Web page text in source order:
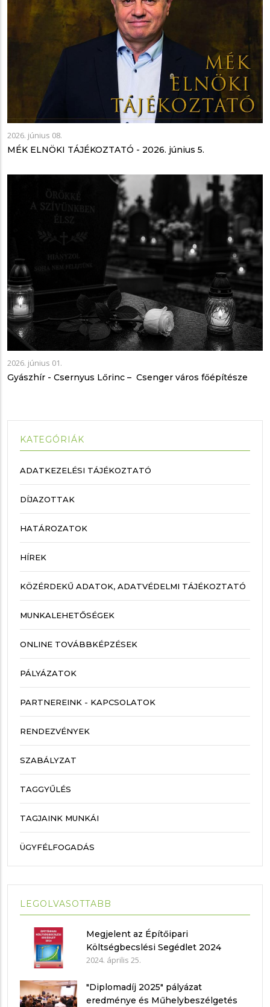
2026. június 08.
MÉK ELNÖKI TÁJÉKOZTATÓ - 2026. június 5.
2026. június 01.
Gyászhír - Csernyus Lőrinc – Csenger város főépítésze
KATEGÓRIÁK
ADATKEZELÉSI TÁJÉKOZTATÓ
DÍJAZOTTAK
HATÁROZATOK
HÍREK
KÖZÉRDEKŰ ADATOK, ADATVÉDELMI TÁJÉKOZTATÓ
MUNKALEHETŐSÉGEK
ONLINE TOVÁBBKÉPZÉSEK
PÁLYÁZATOK
PARTNEREINK - KAPCSOLATOK
RENDEZVÉNYEK
SZABÁLYZAT
TAGGYŰLÉS
TAGJAINK MUNKÁI
ÜGYFÉLFOGADÁS
LEGOLVASOTTABB
Megjelent az Építőipari
Költségbecslési Segédlet 2024
2024. április 25.
"Diplomadíj 2025" pályázat
eredménye és Műhelybeszélgetés